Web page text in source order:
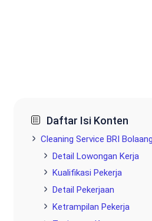
Daftar Isi Konten
Cleaning Service BRI
Detail Lowongan Kerja
Kualifikasi Pekerja
Detail Pekerjaan
Ketrampilan Pekerja